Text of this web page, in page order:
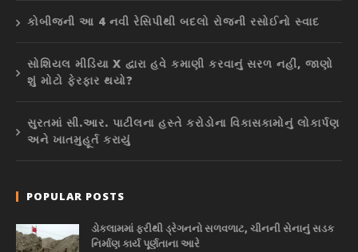
કોબીજની આ 4 નવી રેસિપીથી બદલો રોજની રસોઈનો સ્વાદ
સોશિયલ મીડિયા X દ્વારા હવે કમાણી કરવાનું સરળ નહીં, જાણો
શું મોટો ફેરફાર થયો?
સુરતમાં સી.આર. પાટીલના હસ્તે કરોડોના વિકાસકામોનું લોકાર્પણ
અને ખાતમુહૂર્ત કરાયું
POPULAR POSTS
ડોકલામમાં ફરીથી ડ્રેગનનો સળવળાટ, ચીનની સેનાનું સડક
નિર્માણ કાર્ય પૂર્ણતાના આરે